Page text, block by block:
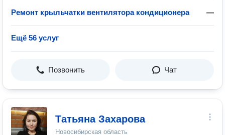
Ремонт крыльчатки вентилятора кондиционера —
Ещё 56 услуг
Позвонить Чат
Татьяна Захарова
Новосибирская область